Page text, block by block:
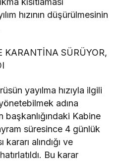
hızının düşürülmesinin
KARANTİNA SÜRÜYOR,
yayılma hızıyla ilgili
adına
başkanlığındaki Kabine
süresince 4 günlük
kararı alındığı ve
Bu karar